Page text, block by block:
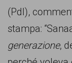
con
persone,
associazioni
(Pdl),
stampa:
generazione,